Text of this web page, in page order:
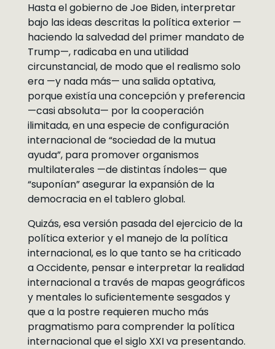
Hasta el gobierno de Joe Biden, interpretar
bajo las ideas descritas la política exterior —
haciendo la salvedad del primer mandato de
Trump—, radicaba en una utilidad
circunstancial, de modo que el realismo solo
era —y nada más— una salida optativa,
porque existía una concepción y preferencia
—casi absoluta— por la cooperación
ilimitada, en una especie de configuración
internacional de “sociedad de la mutua
ayuda”, para promover organismos
multilaterales —de distintas índoles— que
“suponían” asegurar la expansión de la
democracia en el tablero global.
Quizás, esa versión pasada del ejercicio de la
política exterior y el manejo de la política
internacional, es lo que tanto se ha criticado
a Occidente, pensar e interpretar la realidad
internacional a través de mapas geográficos
y mentales lo suficientemente sesgados y
que a la postre requieren mucho más
pragmatismo para comprender la política
internacional que el siglo XXI va presentando.